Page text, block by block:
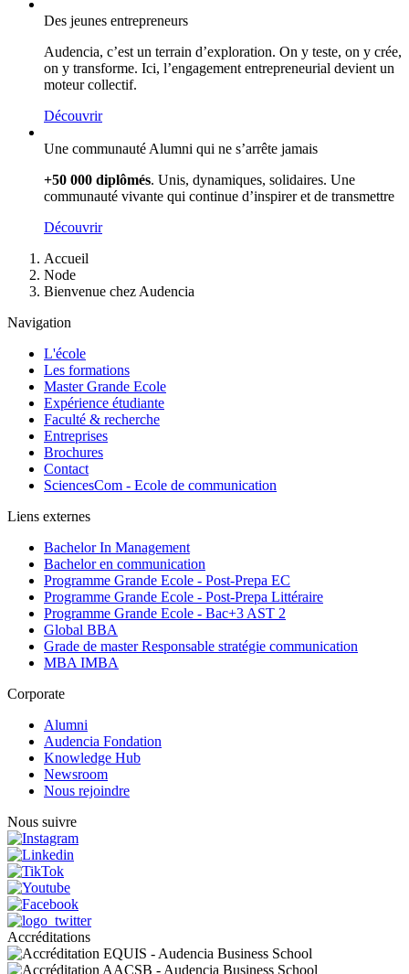
Des jeunes entrepreneurs
Audencia, c’est un terrain d’exploration. On y teste, on y crée,
on y transforme. Ici, l’engagement entrepreneurial devient un
moteur collectif.
Découvrir
Une communauté Alumni qui ne s’arrête jamais
+50 000 diplômés. Unis, dynamiques, solidaires. Une
communauté vivante qui continue d’inspirer et de transmettre
Découvrir
d'Ariane
Accueil
Node
Bienvenue chez Audencia
Navigation
L'école
Les formations
Master Grande Ecole
Expérience étudiante
Faculté & recherche
Entreprises
Brochures
Contact
SciencesCom - Ecole de communication
Liens externes
Bachelor In Management
Bachelor en communication
Programme Grande Ecole - Post-Prepa EC
Programme Grande Ecole - Post-Prepa Littéraire
Programme Grande Ecole - Bac+3 AST 2
Global BBA
Grade de master Responsable stratégie communication
MBA IMBA
Corporate
Alumni
Audencia Fondation
Knowledge Hub
Newsroom
Nous rejoindre
Nous suivre
Accréditations